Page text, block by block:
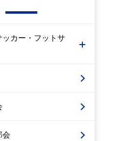
カー・フットサ
会